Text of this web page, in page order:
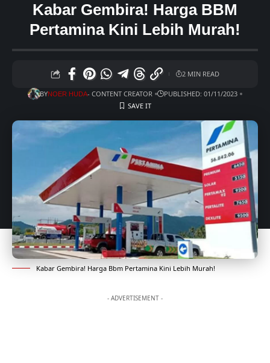
Kabar Gembira! Harga BBM
Pertamina Kini Lebih Murah!
BYNOER HUDA- CONTENT CREATOR PUBLISHED: 01/11/2023
2 MIN READ
Kabar Gembira! Harga Bbm Pertamina Kini Lebih Murah!
- ADVERTISEMENT -